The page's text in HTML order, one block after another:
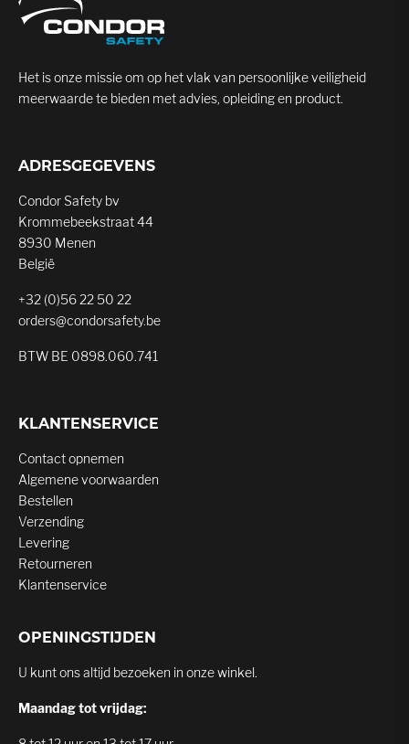
Het is onze missie om op het vlak van persoonlijke veiligheid
meerwaarde te bieden met advies, opleiding en product.
ADRESGEGEVENS
Condor Safety bv
Krommebeekstraat 44
8930 Menen
België
+32 (0)56 22 50 22
orders@condorsafety.be
BTW BE 0898.060.741
KLANTENSERVICE
Contact opnemen
Algemene voorwaarden
Bestellen
Verzending
Levering
Retourneren
Klantenservice
OPENINGSTIJDEN
U kunt ons altijd bezoeken in onze winkel.
Maandag tot vrijdag: